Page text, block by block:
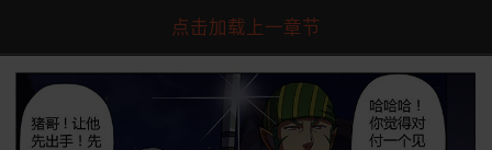
点击加载上一章节